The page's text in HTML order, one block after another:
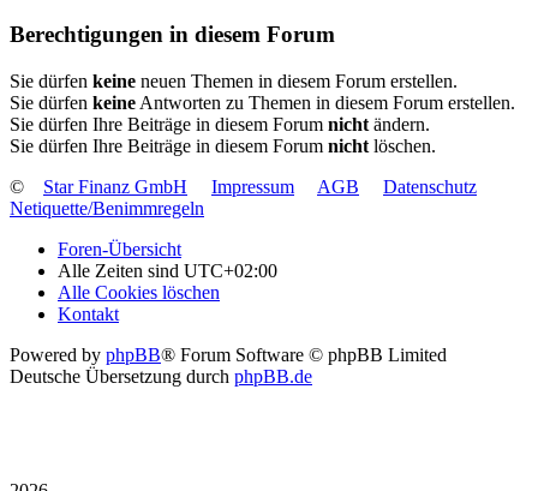
Berechtigungen in diesem Forum
Sie dürfen keine neuen Themen in diesem Forum erstellen.
Sie dürfen keine Antworten zu Themen in diesem Forum erstellen.
Sie dürfen Ihre Beiträge in diesem Forum nicht ändern.
Sie dürfen Ihre Beiträge in diesem Forum nicht löschen.
©
Star Finanz GmbH Impressum AGB
Datenschutz
Netiquette/Benimmregeln
Foren-Übersicht
Alle Zeiten sind UTC+02:00
Alle Cookies löschen
Kontakt
Powered by phpBB® Forum Software © phpBB Limited
Deutsche Übersetzung durch phpBB.de